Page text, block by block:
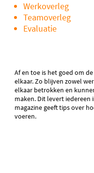
Werkoverleg
Teamoverleg
Evaluatie
Af en toe is het goed om
elkaar. Zo blijven zowel
elkaar betrokken en
maken. Dit levert iedereen
magazine geeft tips over
voeren.